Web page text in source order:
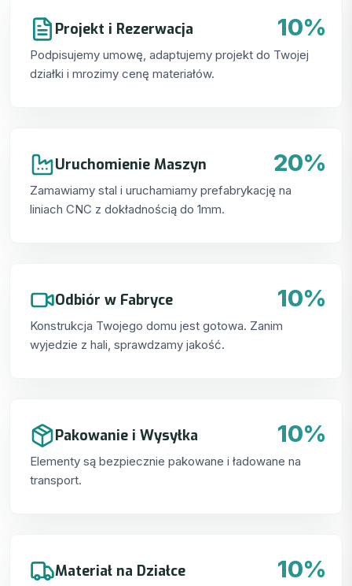
10%
Projekt i Rezerwacja
Podpisujemy umowę, adaptujemy projekt do Twojej
działki i mrozimy cenę materiałów.
20%
Uruchomienie Maszyn
Zamawiamy stal i uruchamiamy prefabrykację na
liniach CNC z dokładnością do 1mm.
10%
Odbiór w Fabryce
Konstrukcja Twojego domu jest gotowa. Zanim
wyjedzie z hali, sprawdzamy jakość.
10%
Pakowanie i Wysyłka
Elementy są bezpiecznie pakowane i ładowane na
transport.
10%
Materiał na Działce